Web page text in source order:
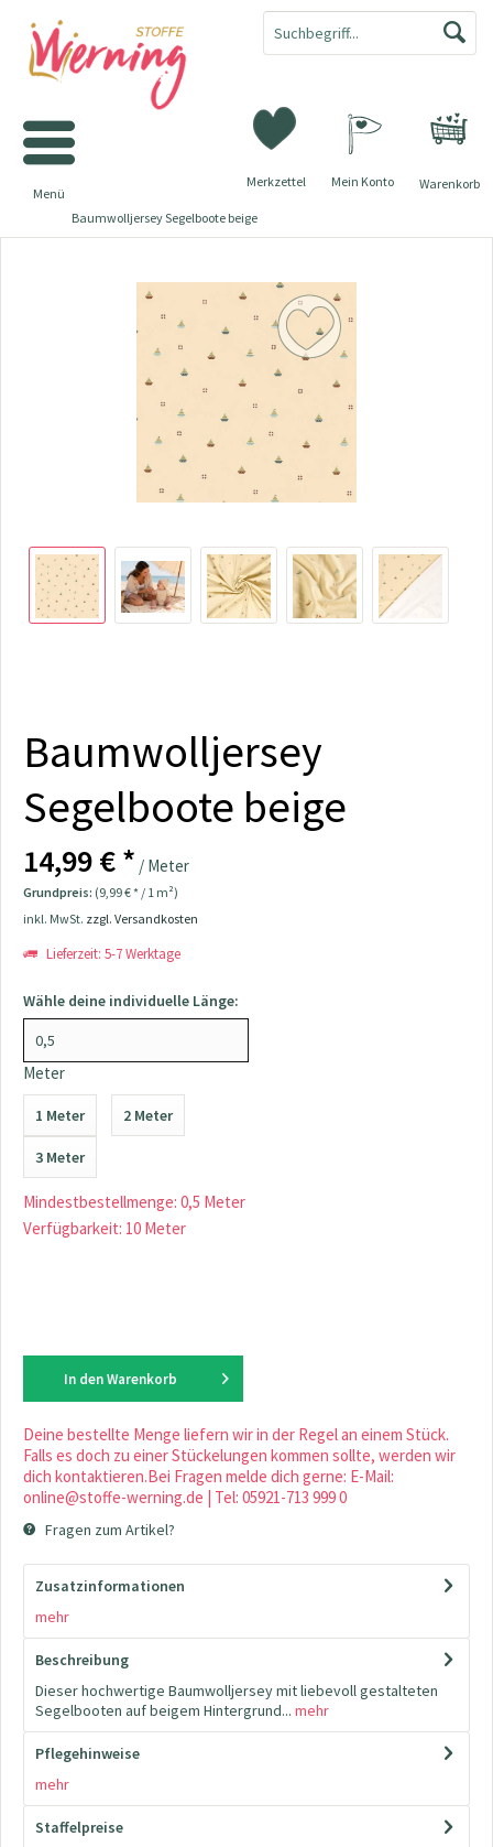
Warenkorb
Merkzettel Mein Konto
Menü
Baumwolljersey Segelboote beige
Baumwolljersey
Segelboote beige
14,99 € * / Meter
Grundpreis: (9,99 € * / 1 m²)
inkl. MwSt. zzgl. Versandkosten
Lieferzeit: 5-7 Werktage
Wähle deine individuelle Länge:
Meter
1 Meter 2 Meter
3 Meter
Mindestbestellmenge: 0,5 Meter
Verfügbarkeit: 10 Meter
In den Warenkorb
Deine bestellte Menge liefern wir in der Regel an einem Stück.
Falls es doch zu einer Stückelungen kommen sollte, werden wir
dich kontaktieren.Bei Fragen melde dich gerne: E-Mail:
online@stoffe-werning.de | Tel: 05921-713 999 0
Fragen zum Artikel?
Zusatzinformationen
mehr
Beschreibung
Dieser hochwertige Baumwolljersey mit liebevoll gestalteten
Segelbooten auf beigem Hintergrund... mehr
Pflegehinweise
mehr
Staffelpreise